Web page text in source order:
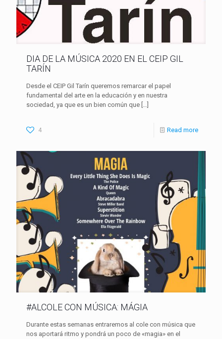
DIA DE LA MÚSICA 2020 EN EL CEIP GIL
TARÍN
Desde el CEIP Gil Tarín queremos remarcar el papel
fundamental del arte en la educación y en nuestra
sociedad, ya que es un bien común que
4 Read more
#ALCOLE CON MÚSICA: MÁGIA
Durante estas semanas entraremos al cole con música que
nos aportará ritmo y pondrá un poco de «magia» en el